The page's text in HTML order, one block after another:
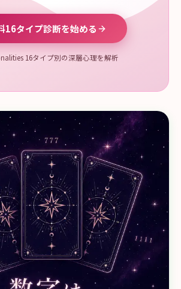
16タイプ診断を始める
16タイプ別の深層心理を解析